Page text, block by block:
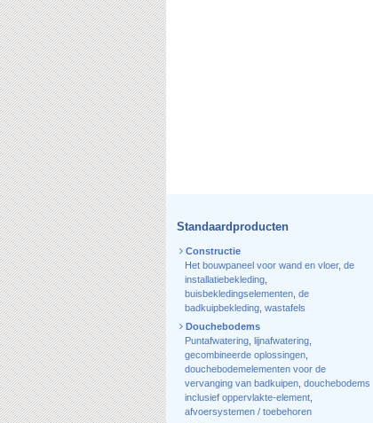
Standaardproducten
Constructie
Het bouwpaneel voor wand en vloer, de
installatiebekleding
buisbekledingselementen de
badkuipbekleding wastafels
Douchebodems
Puntafwatering lijnafwatering
gecombineerde oplossingen
douchebodemelementen voor de
vervanging van badkuipen douchebodems
inclusief oppervlakte-element
afvoersystemen / toebehoren